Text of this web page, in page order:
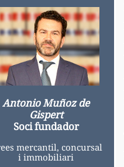
Antonio Muñoz de
Gispert
Soci fundador
mercantil, concursal
i immobiliari